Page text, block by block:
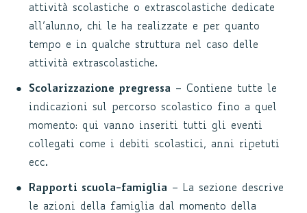
attività scolastiche o extrascolastiche dedicate
all’alunno, chi le ha realizzate e per quanto
tempo e in qualche struttura nel caso delle
attività extrascolastiche.
Scolarizzazione pregressa – Contiene tutte le
indicazioni sul percorso scolastico fino a quel
momento: qui vanno inseriti tutti gli eventi
collegati come i debiti scolastici, anni ripetuti
ecc.
Rapporti scuola-famiglia – La sezione descrive
le azioni della famiglia dal momento della